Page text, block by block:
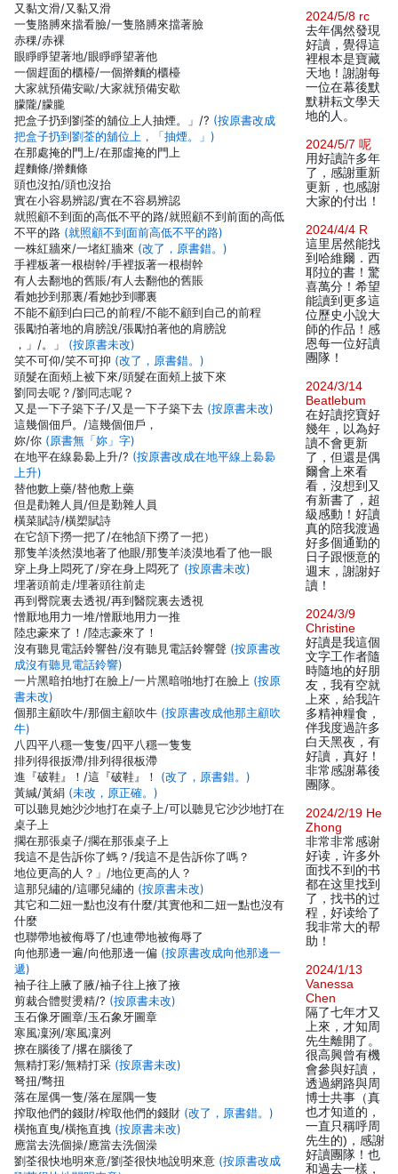
又黏文滑/又黏又滑
一隻胳膊來擋看臉/一隻胳膊來擋著臉
赤稞/赤裸
眼睜睜望著地/眼睜睜望著他
一個趕面的櫃檯/一個擀麵的櫃檯
大家就預備安歐/大家就預備安歇
朦隴/朦朧
把盒子扔到劉荃的舖位上人抽煙。」/? (按原書改成
把盒子扔到劉荃的舖位上，「抽煙。」)
在那處掩的門上/在那虛掩的門上
趕麵條/擀麵條
頭也沒拍/頭也沒抬
實在小容易辨認/實在不容易辨認
就照顧不到面的高低不平的路/就照顧不到前面的高低
不平的路 (就照顧不到面前高低不平的路)
一株紅牆來/一堵紅牆來 (改了，原書錯。)
手裡板著一根樹幹/手裡扳著一根樹幹
有人去翻地的舊賬/有人去翻他的舊賬
看她抄到那裏/看她抄到哪裏
不能不顧到白曰己的前程/不能不顧到自己的前程
張勵拍著地的肩膀說/張勵拍著他的肩膀說
，」/。」 (按原書未改)
笑不可仰/笑不可抑 (改了，原書錯。)
頭髮在面頰上被下來/頭髮在面頰上披下來
劉同去呢？/劉同志呢？
又是一下子築下子/又是一下子築下去 (按原書未改)
這幾個佃戶。/這幾個佃戶，
妳/你 (原書無「妳」字)
在地平在線裊裊上升/? (按原書改成在地平線上裊裊
上升)
替他數上藥/替他敷上藥
但是勸雜人員/但是勤雜人員
橫菜賦詩/橫槊賦詩
在它頷下撈一把了/在牠頷下撈了一把）
那隻羊淡然漠地著了他眼/那隻羊淡漠地看了他一眼
穿上身上悶死了/穿在身上悶死了 (按原書未改)
埋著頭前走/埋著頭往前走
再到臀院裏去透視/再到醫院裏去透視
憎厭地用力一堆/憎厭地用力一推
陸忠豪來了！/陸志豪來了！
沒有聽見電話鈴響咎/沒有聽見電話鈴響聲 (按原書改
成沒有聽見電話鈴響)
一片黑暗拍地打在臉上/一片黑暗啪地打在臉上 (按原
書未改)
個那主顧吹牛/那個主顧吹牛 (按原書改成他那主顧吹
牛)
八四平八穩一隻隻/四平八穩一隻隻
排列得很扳滯/排列得很板滯
進『破鞋』！/這『破鞋』！ (改了，原書錯。)
黃緘/黃絹 (未改，原正確。)
可以聽見她沙沙地打在桌子上/可以聽見它沙沙地打在
桌子上
擱在那張桌子/擱在那張桌子上
我這不是告訴你了螞？/我這不是告訴你了嗎？
地位更高的人？」/地位更高的人？
這那兒繡的/這哪兒繡的 (按原書未改)
其它和二妞一點也沒有什麼/其實他和二妞一點也沒有
什麼
也聯帶地被侮辱了/也連帶地被侮辱了
向他那邊一遍/向他那邊一偏 (按原書改成向他那邊一
遞)
袖子往上腋了腋/袖子往上掖了掖
剪裁合體熨燙精/? (按原書未改)
玉石像牙圖章/玉石象牙圖章
寒風凜洌/寒風凜冽
撩在腦後了/撂在腦後了
無精打彩/無精打采 (按原書未改)
弩扭/彆扭
落在屋偶一隻/落在屋隅一隻
搾取他們的錢財/榨取他們的錢財 (改了，原書錯。)
橫拖直曳/橫拖直拽 (按原書未改)
應當去洗個操/應當去洗個澡
劉荃很快地明來意/劉荃很快地說明來意 (按原書改成
2024/5/8 rc
去年偶然發現
好讀，覺得這
裡根本是寶藏
天地！謝謝每
一位在幕後默
默耕耘文學天
地的人。
2024/5/7 呢
用好讀許多年
了，感謝重新
更新，也感謝
大家的付出！
2024/4/4 R
這里居然能找
到哈維爾．西
耶拉的書！驚
喜萬分！希望
能讀到更多這
位歷史小說大
師的作品！感
恩每一位好讀
團隊！
2024/3/14
Beatlebum
在好讀挖寶好
幾年，以為好
讀不會更新
了，但還是偶
爾會上來看
看，沒想到又
有新書了，超
級感動！好讀
真的陪我渡過
好多個通勤的
日子跟愜意的
週末，謝謝好
讀！
2024/3/9
Christine
好讀是我這個
文字工作者隨
時隨地的好朋
友，我有空就
上來，給我許
多精神糧食，
伴我度過許多
白天黑夜，有
好讀，真好！
非常感謝幕後
團隊。
2024/2/19 He
Zhong
非常非常感谢
好读，许多外
面找不到的书
都在这里找到
了，找书的过
程，好读给了
我非常大的帮
助！
2024/1/13
Vanessa
Chen
隔了七年才又
上來，才知周
先生離開了。
很高興曾有機
會參與好讀，
透過網路與周
博士共事（真
也才知道的，
一直只稱呼周
先生的)，感謝
好讀團隊！也
和過去一樣，